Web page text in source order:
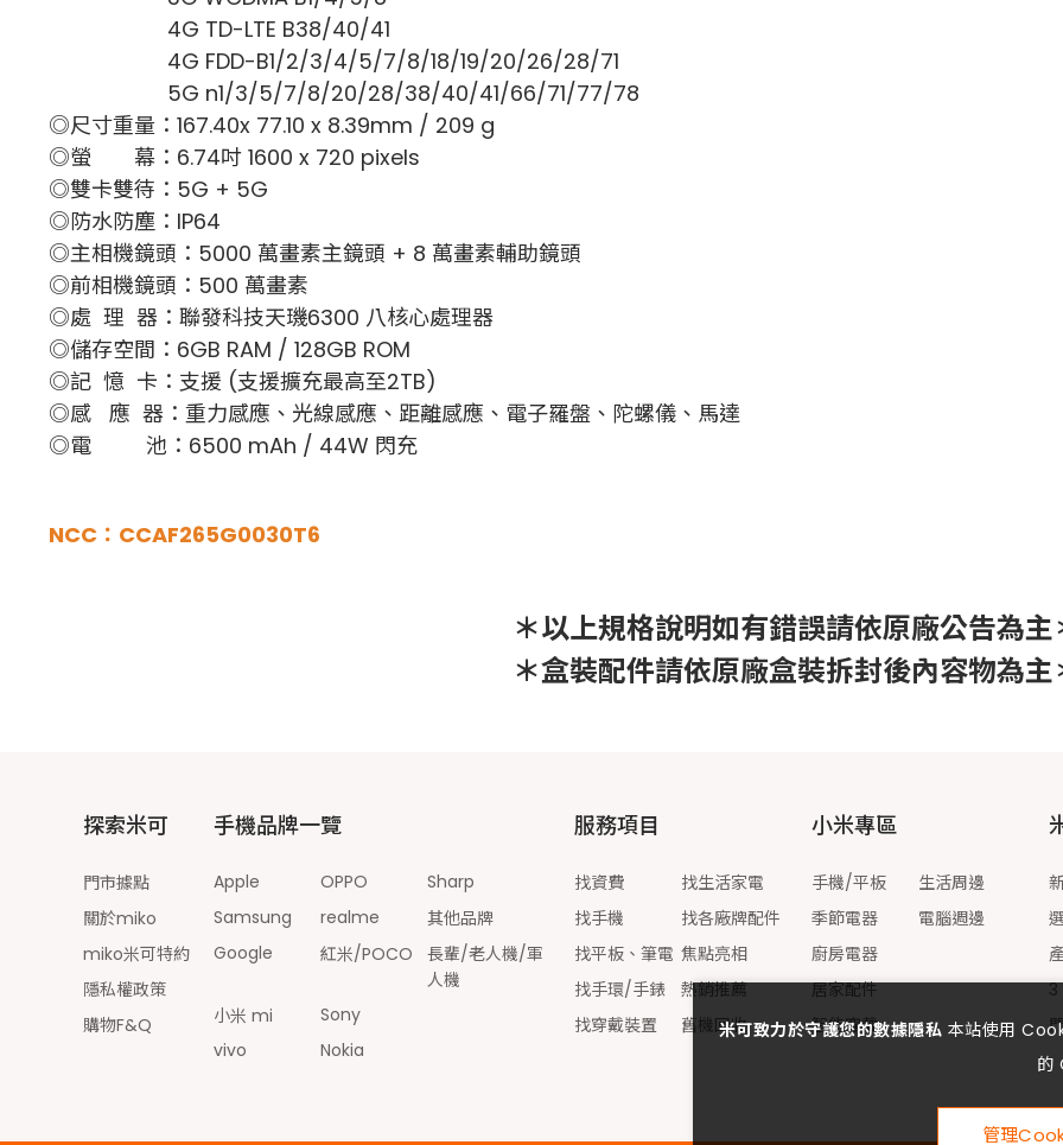
4G TD-LTE B38/40/41
4G FDD-B1/2/3/4/5/7/8/18/19/20/26/28/71
5G n1/3/5/7/8/20/28/38/40/41/66/71/77/78
◎尺寸重量：167.40x 77.10 x 8.39mm / 209 g
◎螢 幕：6.74吋 1600 x 720 pixels
◎雙卡雙待：5G + 5G
◎防水防塵：IP64
◎主相機鏡頭：5000 萬畫素主鏡頭 + 8 萬畫素輔助鏡頭
◎前相機鏡頭：500 萬畫素
◎處 理 器：聯發科技天璣6300 八核心處理器
◎儲存空間：6GB RAM / 128GB ROM
◎記 憶 卡：支援 (支援擴充最高至2TB)
◎感 應 器：重力感應、光線感應、距離感應、電子羅盤、陀螺儀、馬達
◎電 池：6500 mAh / 44W 閃充
NCC：CCAF265G0030T6
＊以上規格說明如有錯誤請依原廠公告為主
＊盒裝配件請依原廠盒裝拆封後內容物為主
探索米可
門市據點
關於miko
miko米可特約
隱私權政策
購物F&Q
手機品牌一覽
Apple
Samsung
Google
小米 mi
vivo
OPPO
realme
紅米/POCO
Sony
Nokia
Sharp
其他品牌
長輩/老人機/軍
人機
服務項目
找資費
找手機
找平板、筆電
找手環/手錶
找穿戴裝置
找生活家電
找各廠牌配件
焦點亮相
熱銷推薦
舊機回收
小米專區
手機/平板
季節電器
廚房電器
居家配件
智能穿戴
生活周邊
電腦週邊
3
米可致力於守護您的數據隱私 本站使用
的
管理